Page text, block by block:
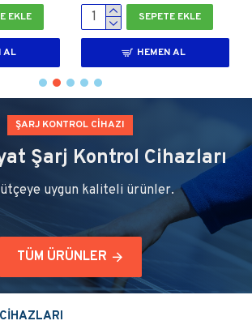
EKLE
AL
SEPETE EKLE
HEMEN AL
ŞARJ KONTROL CİHAZI
Şarj Kontrol Cihazları
uygun kaliteli ürünler.
TÜM ÜRÜNLER